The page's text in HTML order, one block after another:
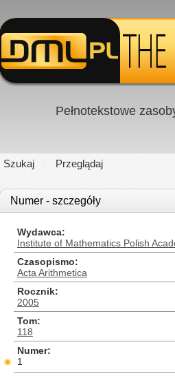
Pełnotekstowe
Szukaj Przeglądaj
Numer - szczegóły
Wydawca
Institute of Mathematics Polish
Czasopismo
Acta Arithmetica
Rocznik
2005
Tom
118
Numer
1